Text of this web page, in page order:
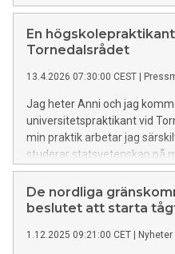
nordiskt samarbete.
En
Tornedalsrådet
13.4.2026 07:30:00 CEST |
Jag heter Anni och jag
universitetspraktikant vid
min praktik arbetar jag
studerar statsvetenskap på
och är särskilt intresserad
kommunalpolitik. Jag är
gränsöverskridande
kommuner har trygg
De nordliga
beslutet att starta
1.12.2025 09:21:00 CET | Nyheter